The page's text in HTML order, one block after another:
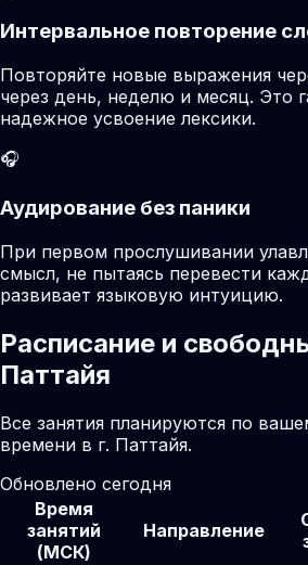
Интервальное повторение
Повторяйте новые выражения
через день, неделю и месяц. Это
надежное усвоение лексики.
🎧
Аудирование без паники
При первом прослушивании
смысл, не пытаясь перевести
развивает языковую интуицию.
Расписание и
Паттайя
Все занятия планируются по
времени в г. Паттайя.
Обновлено сегодня
Время
занятий
(МСК)
Направление